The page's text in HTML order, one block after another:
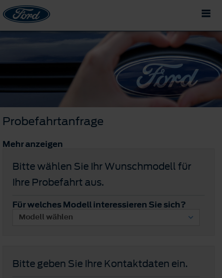
Probefahrtanfrage
Mehr anzeigen
Bitte wählen Sie Ihr Wunschmodell für
Ihre Probefahrt aus.
Für welches Modell interessieren Sie sich?
Bitte geben Sie Ihre Kontaktdaten ein.